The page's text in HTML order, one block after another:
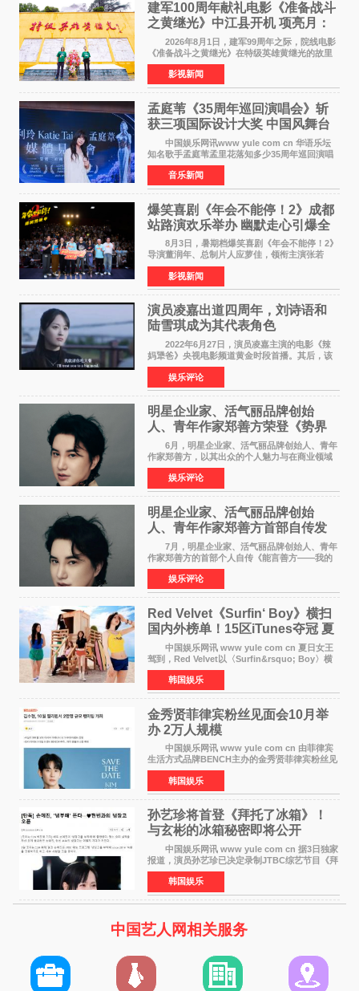
建军100周年献礼电影《准备战斗
之黄继光》中江县开机 项亮月：
以光影为笔，书写英雄赞歌
2026年8月1日，建军99周年之际，院线电影
《准备战斗之黄继光》在特级英雄黄继光的故里
——四川省德阳市中江县黄继光出生地正式开
机。本片出品人、总制片人项亮月主持开机仪
式，&zwnj;特级英雄
影视新闻
孟庭苇《35周年巡回演唱会》斩
获三项国际设计大奖 中国风舞台
美学获全球认可
中国娱乐网讯www yule com cn 华语乐坛
知名歌手孟庭苇孟里花落知多少35周年巡回演唱
会再传喜讯。该演唱会先后荣获美国MUSE
Creative Awards白金奖（Platinum Winner）、
英国London Design
音乐新闻
爆笑喜剧《年会不能停！2》成都
站路演欢乐举办 幽默走心引爆全
场共鸣
8月3日，暑期档爆笑喜剧《年会不能停！2》
导演董润年、总制片人应萝佳，领衔主演张若
昀、白客，惊喜出演庄达菲，特别主演孙艺洲，
特别出演田雨，友情出演欧阳奋强出席成都路
演，与观众近距离互
影视新闻
演员凌嘉出道四周年，刘诗语和
陆雪琪成为其代表角色
2022年6月27日，演员凌嘉主演的电影《辣
妈犟爸》央视电影频道黄金时段首播。其后，该
电影在央视电影频道多次复播（2022年8月10
日，2022年9月30日，2023年7月17日，2025年7
月14日）。除了多次复
娱乐评论
明星企业家、活气丽品牌创始
人、青年作家郑善方荣登《势界
POWERCIRCLES》6月刊
6月，明星企业家、活气丽品牌创始人、青年
作家郑善方，以其出众的个人魅力与在商业领域
的卓越建树，成功登上《势界
POWERCIRCLES》，展现了他在时尚与商业领
域的双重影响力。 明星企业家、青
娱乐评论
明星企业家、活气丽品牌创始
人、青年作家郑善方首部自传发
布， 书写跨界创业者的成长答卷
7月，明星企业家、活气丽品牌创始人、青年
作家郑善方的首部个人自传《能言善方——我的
跨界人生》正式发行。这本书以他的人生轨迹为
脉络，首次完整公开了从逐梦少年到横跨美业、
公益等多领域的
娱乐评论
Red Velvet《Surfin‘ Boy》横扫
国内外榜单！15区iTunes夺冠 夏
日女王强势回归
中国娱乐网讯 www yule com cn 夏日女王
驾到，Red Velvet以〈Surfin&rsquo; Boy〉横
扫国内外榜单，获得音乐粉丝的热烈反响。
Red Velvet于3日发行了夏日迷你专辑《Velvet
Summer》，
韩国娱乐
金秀贤菲律宾粉丝见面会10月举
办 2万人规模
中国娱乐网讯 www yule com cn 由菲律宾
生活方式品牌BENCH主办的金秀贤菲律宾粉丝见
面会，将于10月2日在马尼拉SM Mall of
Asia（MOA）竞技场举行，预计规模达2万人。
这也是金秀贤自去年陷
韩国娱乐
孙艺珍将首登《拜托了冰箱》！
与玄彬的冰箱秘密即将公开
中国娱乐网讯 www yule com cn 据3日独家
报道，演员孙艺珍已决定录制JTBC综艺节目《拜
托了冰箱》，目前正在协调具体细节。这是孙艺
珍首次公开个人冰箱，也是她婚后首次以玄彬的
妻子身份参与
韩国娱乐
中国艺人网相关服务